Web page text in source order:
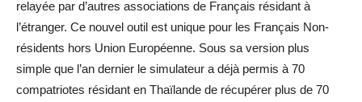
relayée par d’autres associations de Français résidant à
l’étranger. Ce nouvel outil est unique pour les Français Non-
résidents hors Union Européenne. Sous sa version plus
simple que l’an dernier le simulateur a déjà permis à 70
compatriotes résidant en Thaïlande de récupérer plus de 70